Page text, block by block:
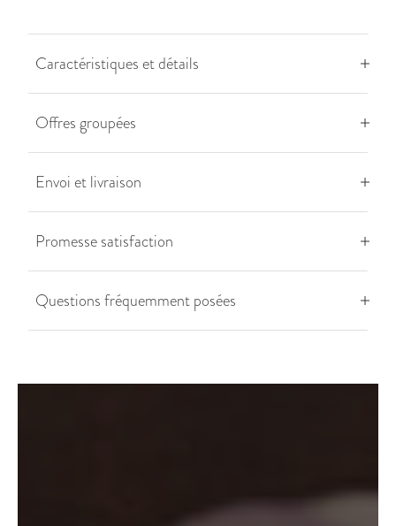
Caractéristiques et détails
Offres groupées
Envoi et livraison
Promesse satisfaction
Questions fréquemment posées